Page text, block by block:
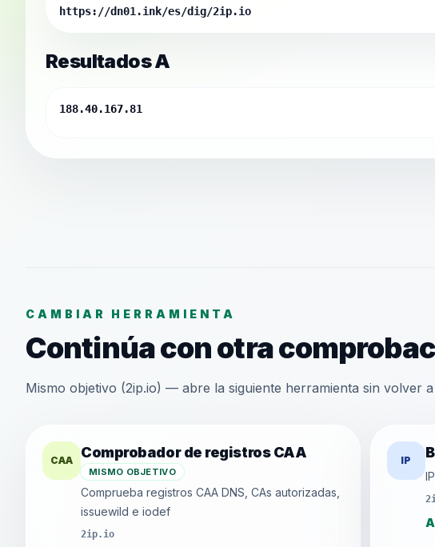
https://dn01.ink/es/dig/2ip.io
Resultados A
188.40.167.81
CAMBIAR HERRAMIENTA
Continúa con otra
Mismo objetivo (2ip.io) — abre la siguiente herramienta sin volver
CAA Comprobador de registros CAA
MISMO OBJETIVO
Comprueba registros CAA DNS, CAs autorizadas,
issuewild e iodef
2ip.io
IP